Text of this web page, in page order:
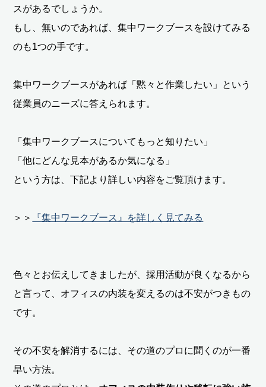
スがあるでしょうか。
もし、無いのであれば、集中ワークブースを設けてみる
のも1つの手です。
集中ワークブースがあれば「黙々と作業したい」という
従業員のニーズに答えられます。
「集中ワークブースについてもっと知りたい」
「他にどんな見本があるか気になる」
という方は、下記より詳しい内容をご覧頂けます。
＞＞ 『集中ワークブース』を詳しく見てみる
色々とお伝えしてきましたが、採用活動が良くなるから
と言って、オフィスの内装を変えるのは不安がつきもの
です。
その不安を解消するには、その道のプロに聞くのが一番
早い方法。